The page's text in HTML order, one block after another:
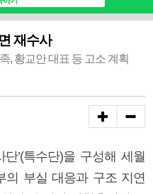
재수사
, 황교안 대표 등 고소 계획
’(특수단)을 구성해 세월
의 부실 대응과 구조 지연